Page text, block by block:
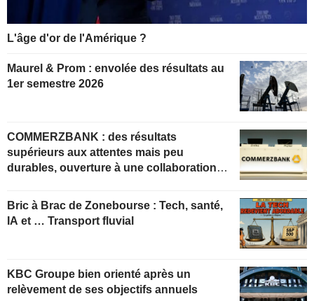
L'âge d'or de l'Amérique ?
Maurel & Prom : envolée des résultats au
1er semestre 2026
COMMERZBANK : des résultats
supérieurs aux attentes mais peu
durables, ouverture à une collaboration
Bric à Brac de Zonebourse : Tech, santé,
IA et … Transport fluvial
KBC Groupe bien orienté après un
relèvement de ses objectifs annuels